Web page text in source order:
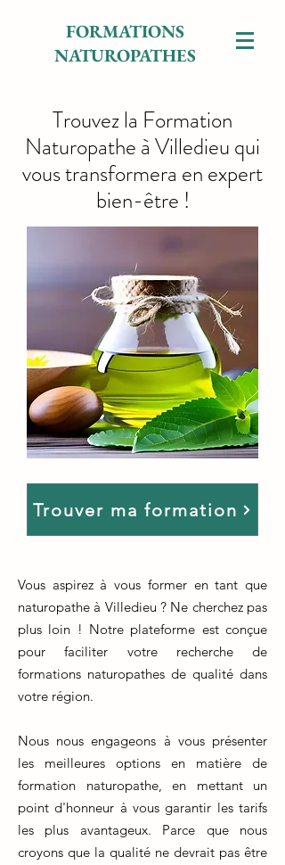
FORMATIONS
NATUROPATHES
Trouvez la Formation
Naturopathe à Villedieu qui
vous transformera en expert
bien-être !
Trouver ma formation
Vous aspirez à vous former en tant que
naturopathe à Villedieu ? Ne cherchez pas
plus loin ! Notre plateforme est conçue
pour faciliter votre recherche de
formations naturopathes de qualité dans
votre région.
Nous nous engageons à vous présenter
les meilleures options en matière de
formation naturopathe, en mettant un
point d'honneur à vous garantir les tarifs
les plus avantageux. Parce que nous
croyons que la qualité ne devrait pas être